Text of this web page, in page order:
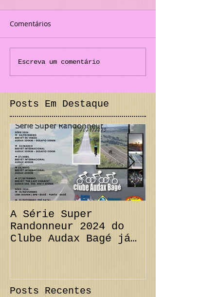
Comentários
Escreva um comentário
Posts Em Destaque
A Série Super
Randonneur 2024 do
Clube Audax Bagé já
Posts Recentes